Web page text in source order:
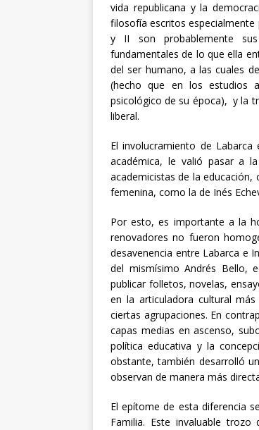
vida republicana y la
filosofía escritos especialmente
y II son probablemente
fundamentales de lo que ella
del ser humano, a las cuales
(hecho que en los estudios
psicológico de su época), y la
liberal.
El involucramiento de
académica, le valió pasar a
academicistas de la
femenina, como la de Inés
Por esto, es importante a la
renovadores no fueron
desavenencia entre Labarca e
del mismísimo Andrés Bello,
publicar folletos, novelas,
en la articuladora cultural
ciertas agrupaciones. En
capas medias en ascenso,
política educativa y la
obstante, también desarrolló
observan de manera más
El epítome de esta diferencia
Familia. Este invaluable